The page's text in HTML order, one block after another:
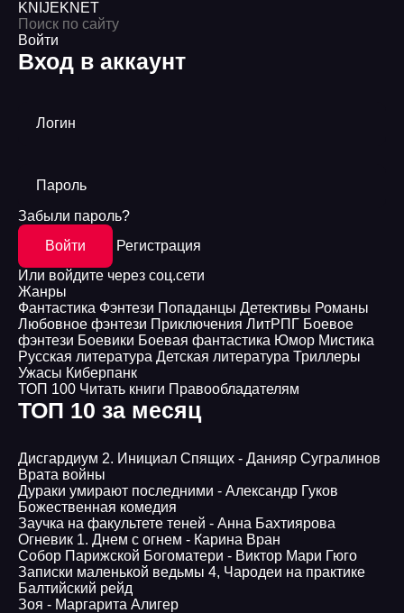
KNIJEKNET
Войти
Вход в аккаунт
Логин
Пароль
Забыли пароль?
Войти
Регистрация
Или войдите через соц.сети
Жанры
Фантастика Фэнтези Попаданцы Детективы Романы
Любовное фэнтези Приключения ЛитРПГ Боевое
фэнтези Боевики Боевая фантастика Юмор Мистика
Русская литература Детская литература Триллеры
Ужасы Киберпанк
ТОП 100 Читать книги Правообладателям
ТОП 10 за месяц
Дисгардиум 2. Инициал Спящих - Данияр Сугралинов
Врата войны
Дураки умирают последними - Александр Гуков
Божественная комедия
Заучка на факультете теней - Анна Бахтиярова
Огневик 1. Днем с огнем - Карина Вран
Собор Парижской Богоматери - Виктор Мари Гюго
Записки маленькой ведьмы 4, Чародеи на практике
Балтийский рейд
Зоя - Маргарита Алигер